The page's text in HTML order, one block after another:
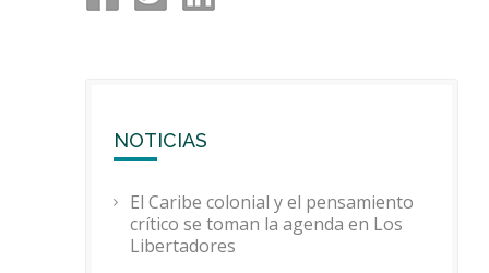
NOTICIAS
El Caribe colonial y el pensamiento
crítico se toman la agenda en Los
Libertadores